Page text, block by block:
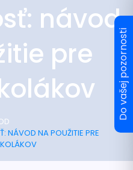
návod
pre
NÁVOD NA POUŽITIE PRE